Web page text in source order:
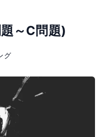
～C問題)
グ